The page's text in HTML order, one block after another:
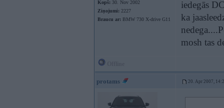
Kopš: 30. Nov 2002
Ziņojumi: 2227
Braucu ar: BMW 730 X-drive G11
iedegās
ka
mosh tas
protams 20. Apr 2007,